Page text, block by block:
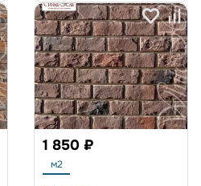
1 850 ₽
м2